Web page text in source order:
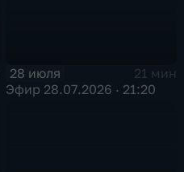
28 июля
21 мин
Эфир 28.07.2026 · 21:20